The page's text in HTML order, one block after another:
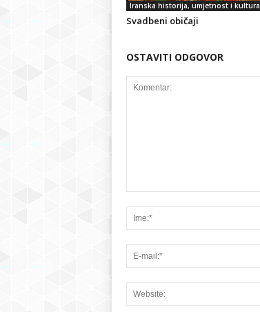
Iranska historija, umjetnost i kultura
Svadbeni običaji
OSTAVITI ODGOVOR